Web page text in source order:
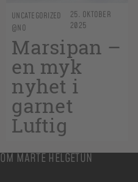
UNCATEGORIZED
@NO
25. OKTOBER
2025
Marsipan –
en myk
nyhet i
garnet
Luftig
OM MARTE HELGETUN